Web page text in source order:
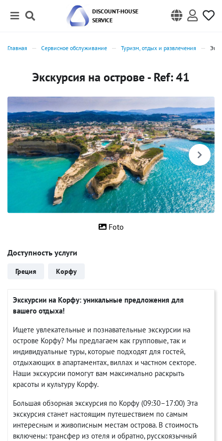
DISCOUNT-HOUSE
SERVICE
Главная Сервисное обслуживание Туризм, отдых и развлечения
Экскурсия на острове - Ref: 41
Foto
Доступность услуги
Греция Корфу
Экскурсии на Корфу: уникальные предложения для
вашего отдыха!
Ищете увлекательные и познавательные экскурсии на
острове Корфу? Мы предлагаем как групповые, так и
индивидуальные туры, которые подходят для гостей,
отдыхающих в апартаментах, виллах и частном секторе.
Наши экскурсии помогут вам максимально раскрыть
красоты и культуру Корфу.
Большая обзорная экскурсия по Корфу (09:30–17:00) Эта
экскурсия станет настоящим путешествием по самым
интересным и живописным местам острова. В стоимость
включены: трансфер из отеля и обратно, русскоязычный